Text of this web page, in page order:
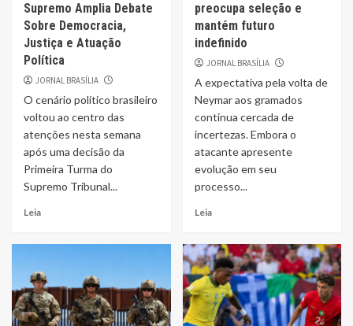
Supremo Amplia Debate
Sobre Democracia,
Justiça e Atuação
Política
JORNAL BRASÍLIA
O cenário político brasileiro
voltou ao centro das
atenções nesta semana
após uma decisão da
Primeira Turma do
Supremo Tribunal...
Leia
preocupa seleção e
mantém futuro
indefinido
JORNAL BRASÍLIA
A expectativa pela volta de
Neymar aos gramados
continua cercada de
incertezas. Embora o
atacante apresente
evolução em seu
processo...
Leia